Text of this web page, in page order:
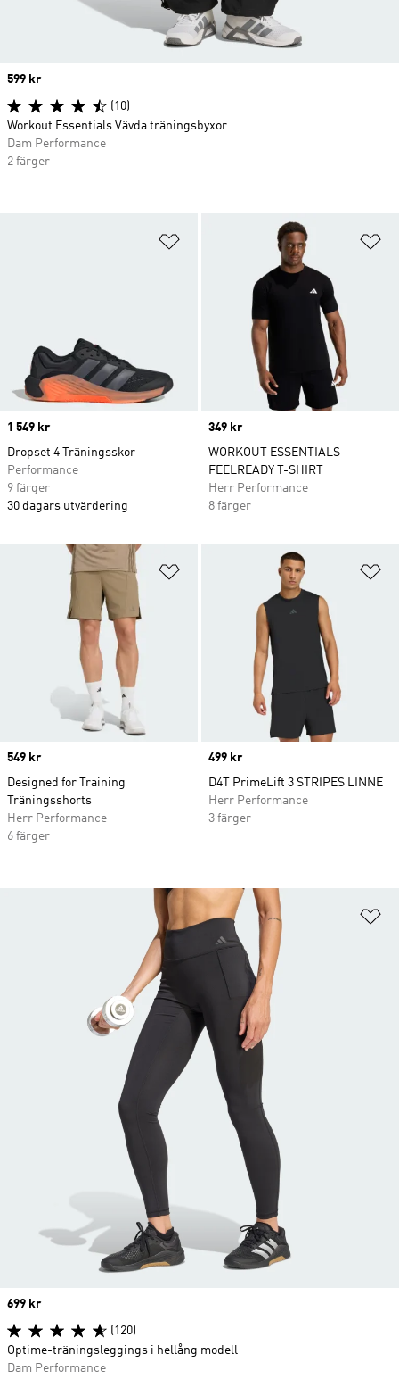
Lägg till på önskelistan
Price
1 549 kr
Dropset 4 Träningsskor
Performance
9 färger
30 dagars utvärdering
Price
349 kr
WORKOUT ESSENTIALS
FEELREADY T-SHIRT
Herr Performance
8 färger
Lägg till på önskelistan
Price
549 kr
Designed for Training
Träningsshorts
Herr Performance
6 färger
Price
499 kr
D4T PrimeLift 3 STRIPES LINNE
Herr Performance
3 färger
Price
599 kr
(10)
Workout Essentials Vävda träningsbyxor
Dam Performance
2 färger
Price
699 kr
(120)
Optime-träningsleggings i hellång modell
Dam Performance